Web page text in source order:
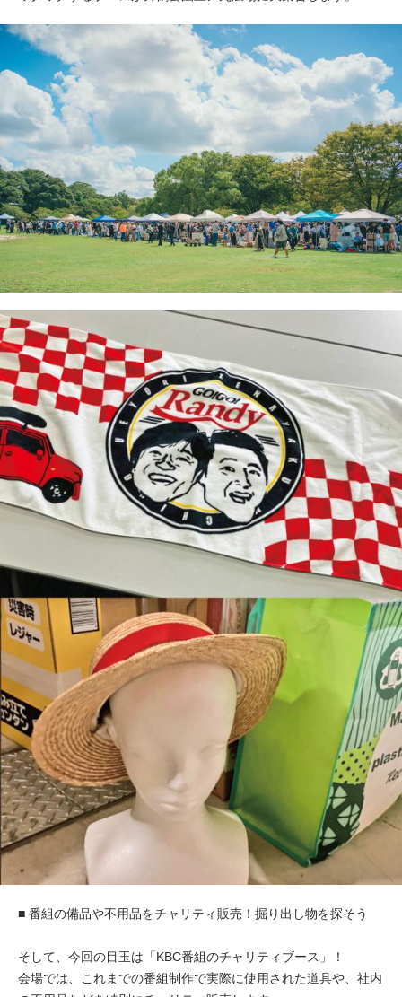
■ 番組の備品や不用品をチャリティ販売！掘り出し物を探そう
そして、今回の目玉は「KBC番組のチャリティブース」！
会場では、これまでの番組制作で実際に使用された道具や、社内